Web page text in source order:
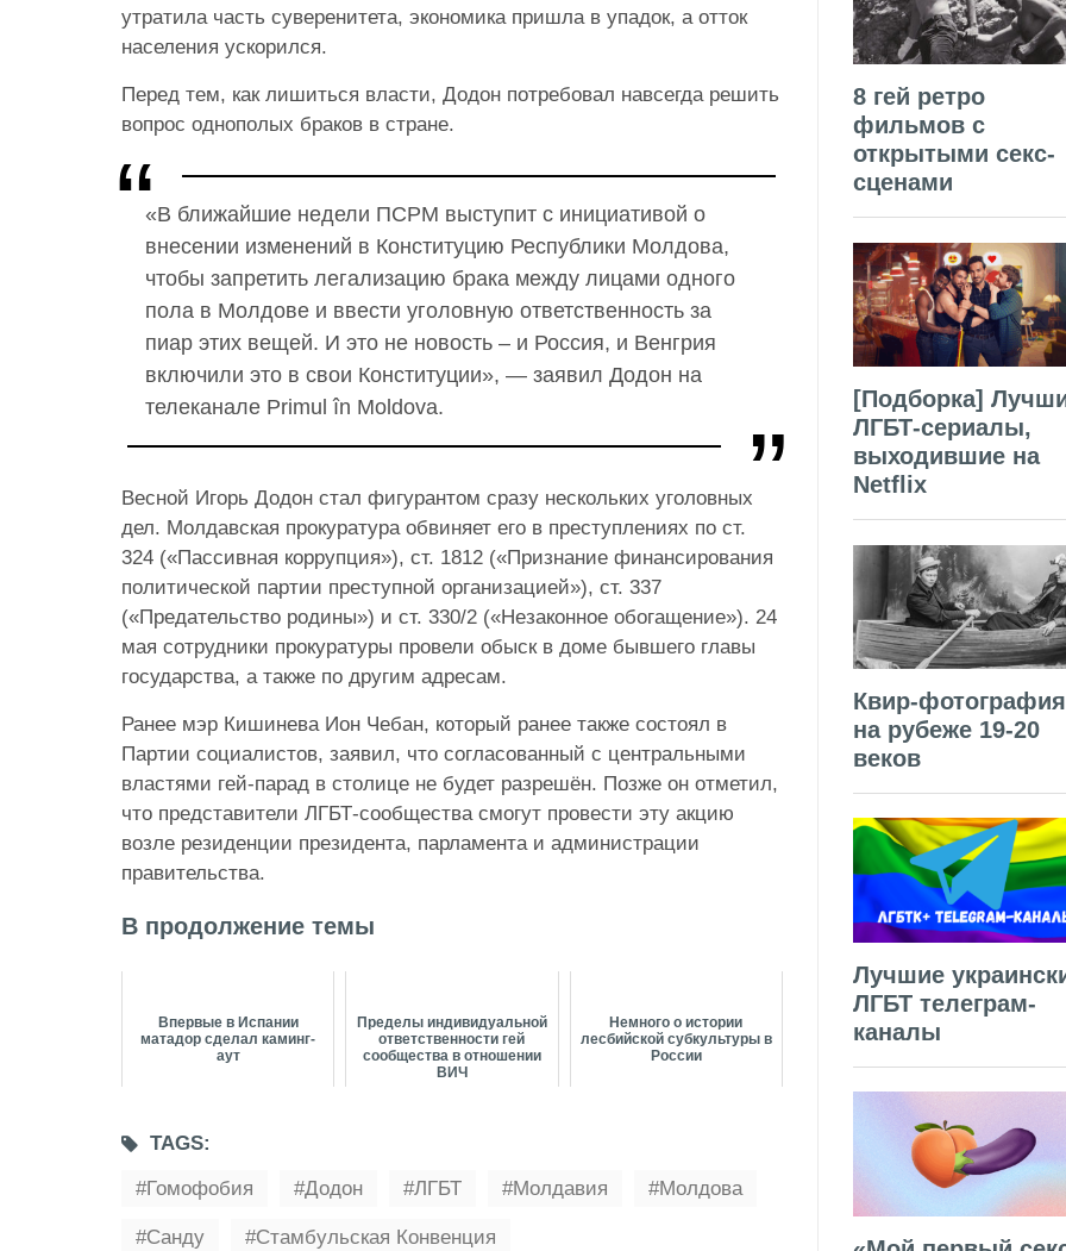
утратила часть суверенитета, экономика пришла в упадок, а отток
населения ускорился.
Перед тем, как лишиться власти, Додон потребовал навсегда решить
вопрос однополых браков в стране.
«В ближайшие недели ПСРМ выступит с инициативой о
внесении изменений в Конституцию Республики Молдова,
чтобы запретить легализацию брака между лицами одного
пола в Молдове и ввести уголовную ответственность за
пиар этих вещей. И это не новость – и Россия, и Венгрия
включили это в свои Конституции», — заявил Додон на
телеканале Primul în Moldova.
Весной Игорь Додон стал фигурантом сразу нескольких уголовных
дел. Молдавская прокуратура обвиняет его в преступлениях по ст.
324 («Пассивная коррупция»), ст. 1812 («Признание финансирования
политической партии преступной организацией»), ст. 337
(«Предательство родины») и ст. 330/2 («Незаконное обогащение»). 24
мая сотрудники прокуратуры провели обыск в доме бывшего главы
государства, а также по другим адресам.
Ранее мэр Кишинева Ион Чебан, который ранее также состоял в
Партии социалистов, заявил, что согласованный с центральными
властями гей-парад в столице не будет разрешён. Позже он отметил,
что представители ЛГБТ-сообщества смогут провести эту акцию
возле резиденции президента, парламента и администрации
правительства.
В продолжение темы
Впервые в Испании
матадор сделал каминг-
аут
Пределы индивидуальной
ответственности гей
сообщества в отношении
ВИЧ
Немного о истории
лесбийской субкультуры в
России
TAGS:
Гомофобия
Додон ЛГБТ Молдавия Молдова
Санду Стамбульская Конвенция
8 гей ретро
фильмов с
открытыми секс-
сценами
[Подборка]
ЛГБТ-сериалы,
выходившие на
Netflix
Квир-фотография
на рубеже 19-20
веков
Лучшие
ЛГБТ телеграм-
каналы